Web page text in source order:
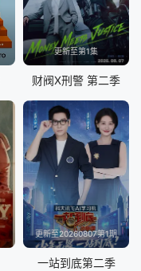
更新至第1集
财阀X刑警 第二季
更新至20260807第1期
一站到底第二季